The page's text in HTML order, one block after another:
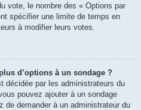
vote, le nombre des « Options par
spécifier une limite de temps en
à modifier leurs votes.
d’options à un sondage ?
décidée par les administrateurs du
pouvez ajouter à un sondage
de demander à un administrateur du